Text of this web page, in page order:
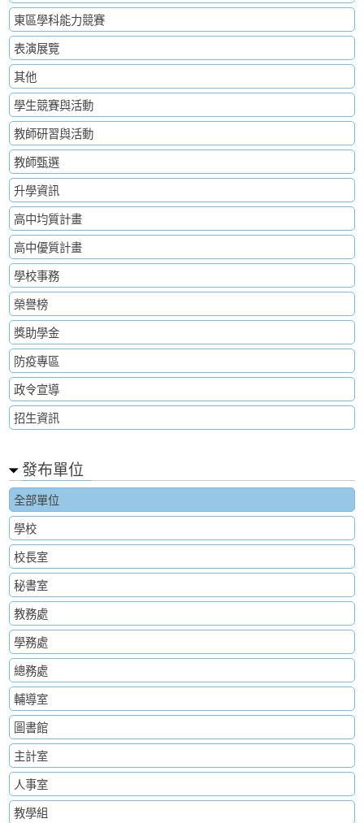
東區學科能力競賽
表演展覽
其他
學生競賽與活動
教師研習與活動
教師甄選
升學資訊
高中均質計畫
高中優質計畫
學校事務
榮譽榜
獎助學金
防疫專區
政令宣導
招生資訊
發布單位
全部單位
學校
校長室
秘書室
教務處
學務處
總務處
輔導室
圖書館
主計室
人事室
教學組